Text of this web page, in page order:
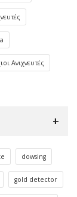
Ανιχνευτές
dowsing
gold detector